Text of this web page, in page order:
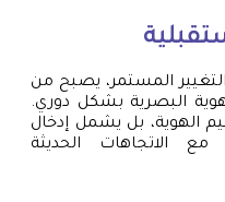
المستمر، يصبح من
البصرية بشكل دوري.
الهوية، بل يشمل إدخال
الاتجاهات الحديثة